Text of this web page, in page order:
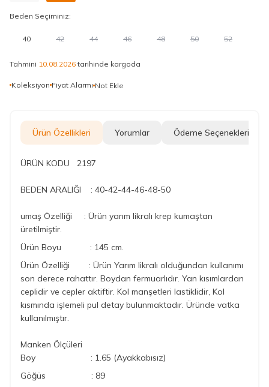
Beden Seçiminiz:
40 42 44 46 48 50 52
Tahmini 10.08.2026tarihinde kargoda
Koleksiyon Fiyat Alarmı Not Ekle
Ürün Özellikleri Yorumlar Ödeme Seçenekleri
ÜRÜN KODU 2197
BEDEN ARALIĞI : 40-42-44-46-48-50
umaş Özelliği : Ürün yarım likralı krep kumaştan
üretilmiştir.
Ürün Boyu : 145 cm.
Ürün Özelliği : Ürün Yarım likralı olduğundan kullanımı
son derece rahattır. Boydan fermuarlıdır. Yan kısımlardan
ceplidir ve cepler aktiftir. Kol manşetleri lastiklidir, Kol
kısmında işlemeli pul detay bulunmaktadır. Üründe vatka
kullanılmıştır.
Manken Ölçüleri
Boy : 1.65 (Ayakkabısız)
Göğüs : 89